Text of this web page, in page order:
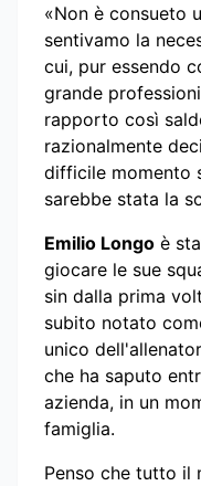
«Non è consueto
sentivamo la
cui, pur essendo
grande
rapporto così
razionalmente
difficile momento
sarebbe stata la
Emilio Longo è
giocare le sue
sin dalla prima
subito notato
unico
che ha saputo
azienda, in un
famiglia.
Penso che tutto il